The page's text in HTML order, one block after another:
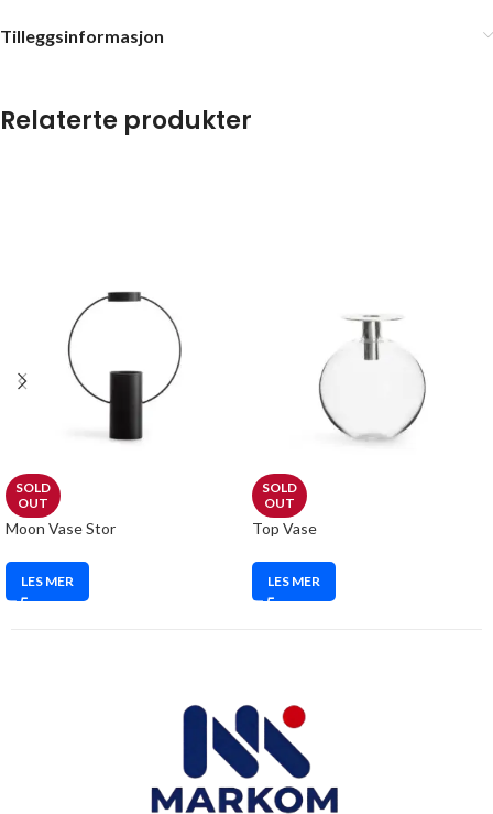
Tilleggsinformasjon
Relaterte produkter
SOLD
OUT
Moon Vase Stor
LES MER
SOLD
OUT
Top Vase
LES MER